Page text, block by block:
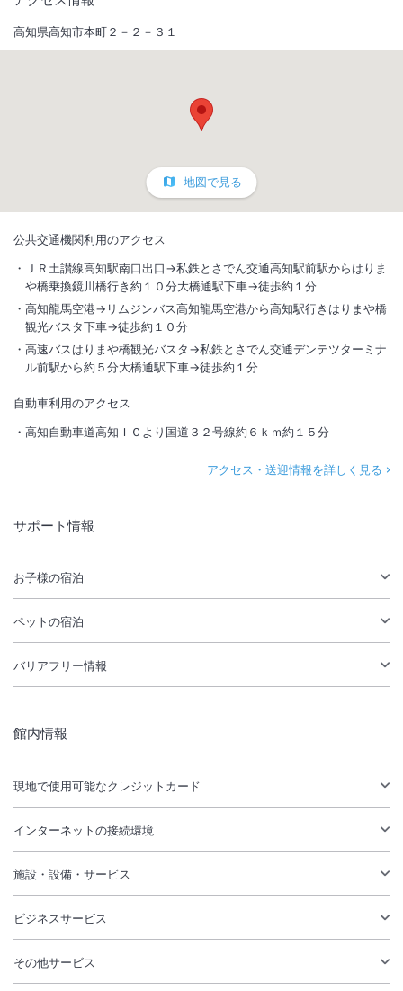
高知県高知市本町２－２－３１
地図で見る
公共交通機関利用のアクセス
ＪＲ土讃線高知駅南口出口→私鉄とさでん交通高知駅前駅からはりま
や橋乗換鏡川橋行き約１０分大橋通駅下車→徒歩約１分
高知龍馬空港→リムジンバス高知龍馬空港から高知駅行きはりまや橋
観光バスタ下車→徒歩約１０分
高速バスはりまや橋観光バスタ→私鉄とさでん交通デンテツターミナ
ル前駅から約５分大橋通駅下車→徒歩約１分
自動車利用のアクセス
高知自動車道高知ＩＣより国道３２号線約６ｋｍ約１５分
アクセス・送迎情報を詳しく見る
サポート情報
お子様の宿泊
ペットの宿泊
バリアフリー情報
館内情報
現地で使用可能なクレジットカード
インターネットの接続環境
施設・設備・サービス
ビジネスサービス
その他サービス